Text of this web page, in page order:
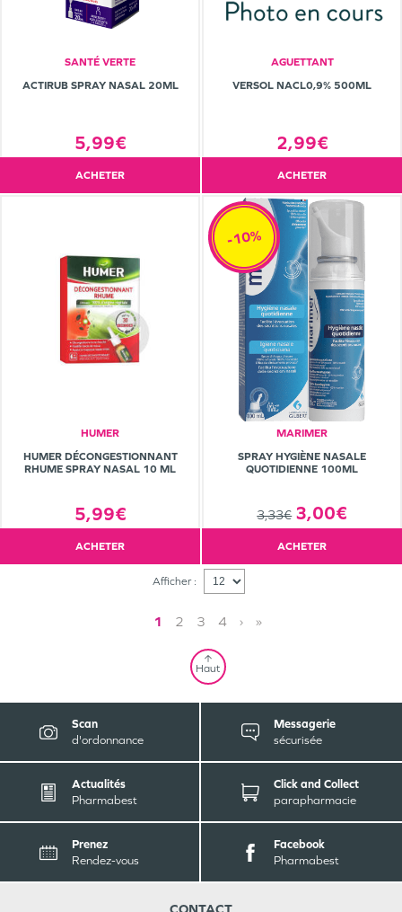
SANTÉ VERTE
ACTIRUB SPRAY NASAL 20ML
5,99€
ACHETER
AGUETTANT
VERSOL NACL0,9% 500ML
2,99€
ACHETER
HUMER
HUMER DÉCONGESTIONNANT
RHUME SPRAY NASAL 10 ML
5,99€
ACHETER
MARIMER
SPRAY HYGIÈNE NASALE
QUOTIDIENNE 100ML
3,33€ 3,00€
-10%
ACHETER
Afficher :
1 2 3 4 › »
Haut
Scan
d'ordonnance
Messagerie
sécurisée
Actualités
Pharmabest
Click and Collect
parapharmacie
Prenez
Rendez-vous
Facebook
Pharmabest
CONTACT